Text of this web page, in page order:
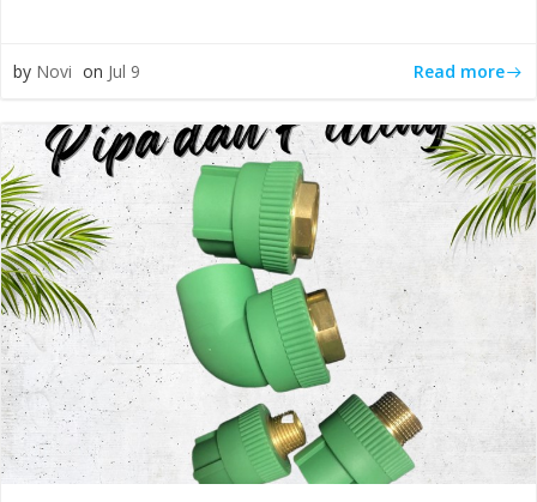
by Novi on Jul 9 Read more